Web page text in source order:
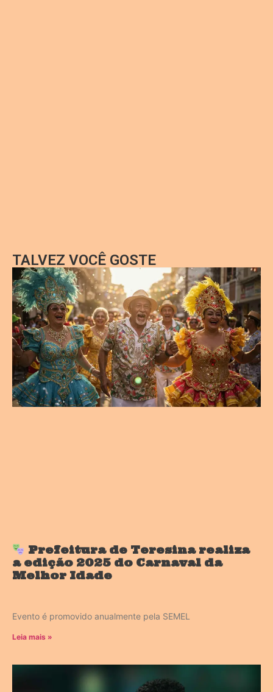
TALVEZ VOCÊ GOSTE
Prefeitura de Teresina realiza
a edição 2025 do Carnaval da
Melhor Idade
Evento é promovido anualmente pela SEMEL
Leia mais »